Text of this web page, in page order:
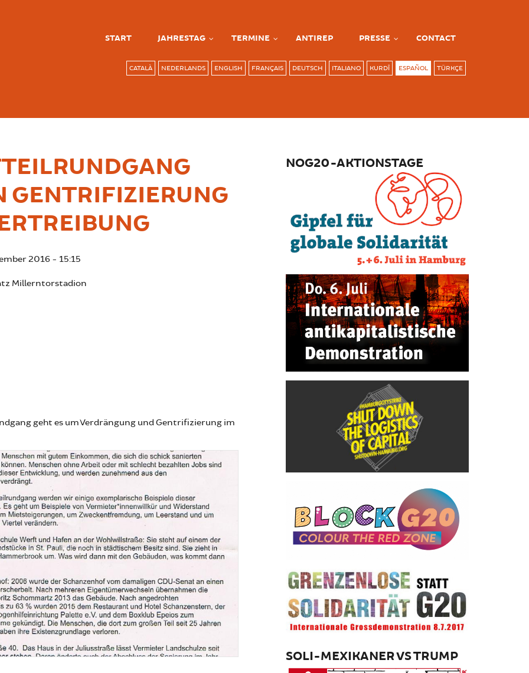
START JAHRESTAG TERMINE ANTIREP PRESSE CONTACT
CATALÀ NEDERLANDS ENGLISH FRANÇAIS DEUTSCH ITALIANO KURDÎ ESPAÑOL TÜRKÇE
GENTRIFIZIERUNG
2016 - 15:15
Millerntorstadion
geht es um Verdrängung und Gentrifizierung im
NOG20-AKTIONSTAGE
SOLI-MEXIKANER VS TRUMP